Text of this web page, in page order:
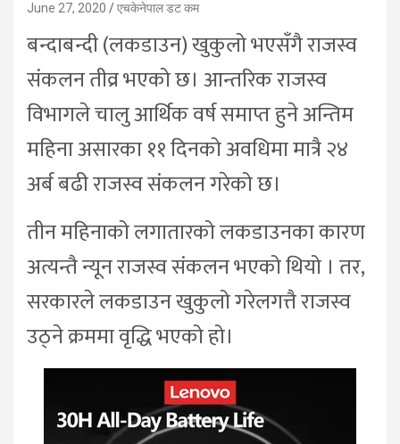
June 27, 2020 एचकेनेपाल डट कम
बन्दाबन्दी (लकडाउन) खुकुलो भएसँगै राजस्व
संकलन तीव्र भएको छ। आन्तरिक राजस्व
विभागले चालु आर्थिक वर्ष समाप्त हुने अन्तिम
महिना असारका ११ दिनको अवधिमा मात्रै २४
अर्ब बढी राजस्व संकलन गरेको छ।
तीन महिनाको लगातारको लकडाउनका कारण
अत्यन्तै न्यून राजस्व संकलन भएको थियो । तर,
सरकारले लकडाउन खुकुलो गरेलगत्तै राजस्व
उठ्ने क्रममा वृद्धि भएको हो।